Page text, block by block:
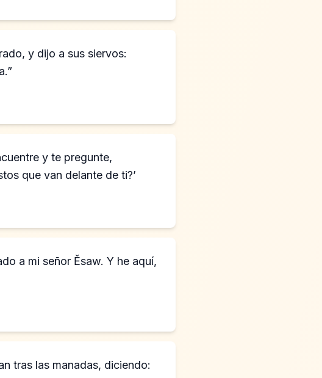
y dijo a sus siervos:
y te pregunte,
que van delante de ti?’
a mi señor Ĕsaw. Y he aquí,
tras las manadas, diciendo: